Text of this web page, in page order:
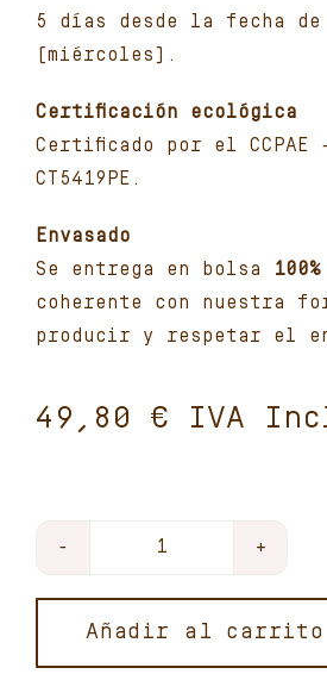
5 días desde la fecha de
(miércoles).
Certificación ecológica
Certificado por el CCPAE
CT5419PE.
Envasado
Se entrega en bolsa
coherente con nuestra
producir y respetar el
€
de
pollo
ecológico.
Añadir al carrito